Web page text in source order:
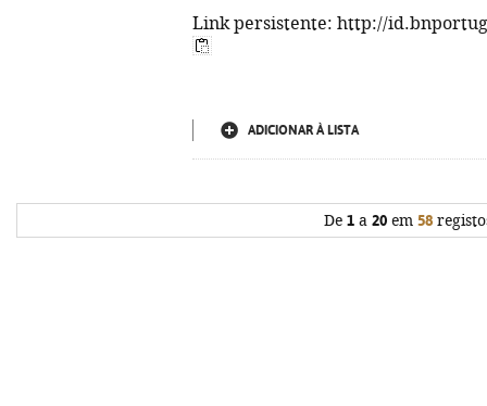
Link persistente: http://
ADICIONAR À LISTA
De 1a 20em 58